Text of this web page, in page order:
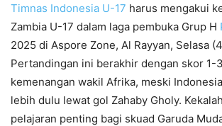
Timnas Indonesia U-17 harus mengakui
Zambia U-17 dalam laga pembuka Grup H
2025 di Aspore Zone, Al Rayyan, Selasa
Pertandingan ini berakhir dengan skor 1-
kemenangan wakil Afrika, meski
lebih dulu lewat gol Zahaby Gholy.
pelajaran penting bagi skuad Garuda